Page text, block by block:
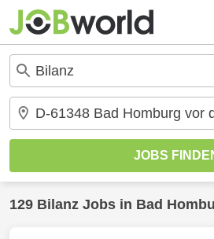
129 Bilanz Jobs in Bad Homburg